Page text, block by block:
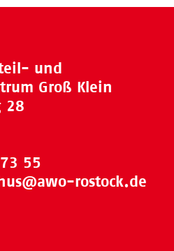
und
Groß Klein
28
55
rostock.de